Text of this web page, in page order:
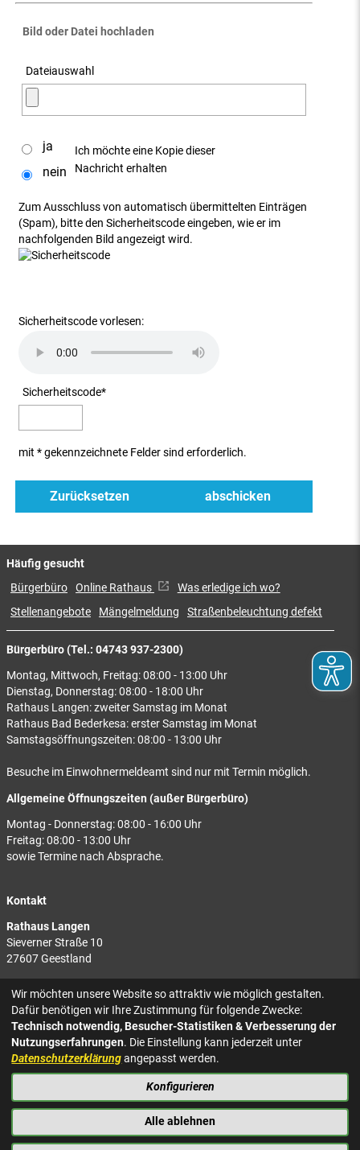
Bild oder Datei hochladen
Dateiauswahl
Ich möchte eine Kopie dieser
Nachricht erhalten
ja
nein
Zum Ausschluss von automatisch übermittelten Einträgen
(Spam), bitte den Sicherheitscode eingeben, wie er im
nachfolgenden Bild angezeigt wird.
Sicherheitscode vorlesen:
Sicherheitscode*
mit * gekennzeichnete Felder sind erforderlich.
Bürgerbüro (Tel.: 04743 937-2300)
Montag, Mittwoch, Freitag: 08:00 - 13:00 Uhr
Dienstag, Donnerstag: 08:00 - 18:00 Uhr
Rathaus Langen: zweiter Samstag im Monat
Rathaus Bad Bederkesa: erster Samstag im Monat
Samstagsöffnungszeiten: 08:00 - 13:00 Uhr
Besuche im Einwohnermeldeamt sind nur mit Termin möglich.
Allgemeine Öffnungszeiten (außer Bürgerbüro)
Montag - Donnerstag: 08:00 - 16:00 Uhr
Freitag: 08:00 - 13:00 Uhr
sowie Termine nach Absprache.
Kontakt
Rathaus Langen
Sieverner Straße 10
27607 Geestland
Rathaus Bad Bederkesa
Am Markt 8
27624 Geestland
Tel.: 04743 937-2300
Häufig gesucht
Bürgerbüro Online Rathaus
Was erledige ich wo?
Stellenangebote
Mängelmeldung Straßenbeleuchtung defekt
KONTAKT
IMPRESSUM
BARRIEREFREIHEIT
NACH OBEN
Wir möchten unsere Website so attraktiv wie möglich gestalten.
Dafür benötigen wir Ihre Zustimmung für folgende Zwecke:
Technisch notwendig, Besucher-Statistiken & Verbesserung der
Nutzungserfahrungen. Die Einstellung kann jederzeit unter
Datenschutzerklärungangepasst werden.
Konfigurieren
Alle ablehnen